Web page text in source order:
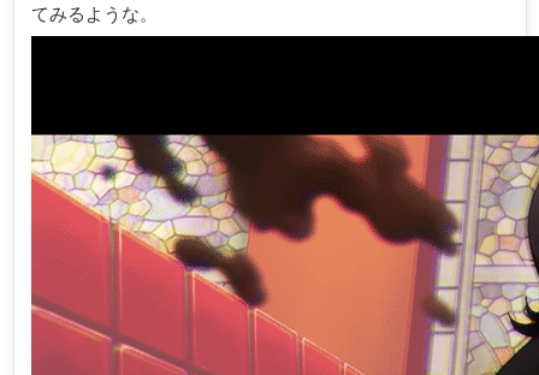
てみるような。